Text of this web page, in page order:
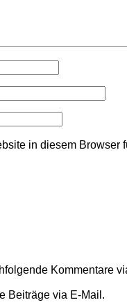
in diesem Browser
Kommentare
Beiträge via E-Mail.